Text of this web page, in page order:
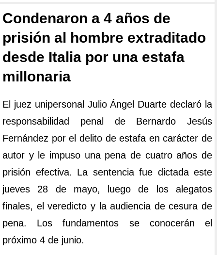
Condenaron a 4 años de
prisión al hombre extraditado
desde Italia por una estafa
millonaria
El juez unipersonal Julio Ángel Duarte declaró la
responsabilidad penal de Bernardo Jesús
Fernández por el delito de estafa en carácter de
autor y le impuso una pena de cuatro años de
prisión efectiva. La sentencia fue dictada este
jueves 28 de mayo, luego de los alegatos
finales, el veredicto y la audiencia de cesura de
pena. Los fundamentos se conocerán el
próximo 4 de junio.